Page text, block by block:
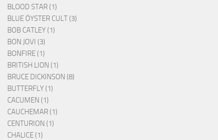
BLOOD STAR (1)
BLUE ÖYSTER CULT (3)
BOB CATLEY (1)
BON JOVI (3)
BONFIRE (1)
BRITISH LION (1)
BRUCE DICKINSON (8)
BUTTERFLY (1)
CACUMEN (1)
CAUCHEMAR (1)
CENTURION (1)
CHALICE (1)